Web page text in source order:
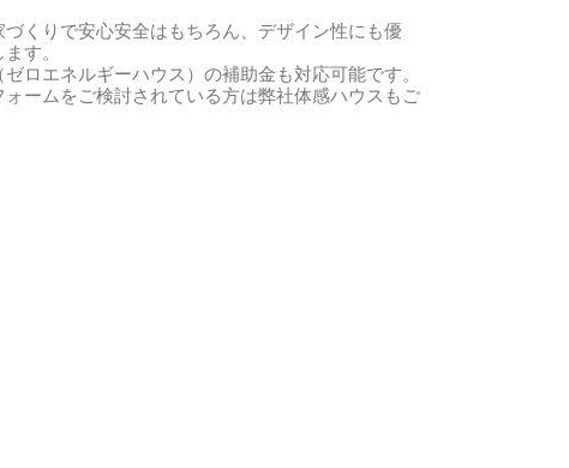
くりで安心安全はもちろん、デザイン性にも優
す。
ロエネルギーハウス）の補助金も対応可能です。
ームをご検討されている方は弊社体感ハウスもご